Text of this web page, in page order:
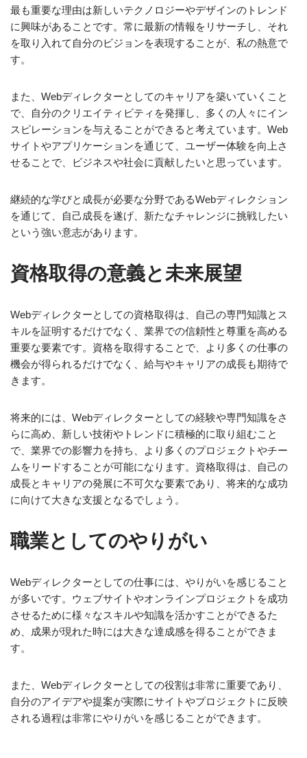
最も重要な理由は新しいテクノロジーやデザインのトレンド
に興味があることです。常に最新の情報をリサーチし、それ
を取り入れて自分のビジョンを表現することが、私の熱意で
す。
また、Webディレクターとしてのキャリアを築いていくこと
で、自分のクリエイティビティを発揮し、多くの人々にイン
スピレーションを与えることができると考えています。Web
サイトやアプリケーションを通じて、ユーザー体験を向上さ
せることで、ビジネスや社会に貢献したいと思っています。
継続的な学びと成長が必要な分野であるWebディレクション
を通じて、自己成長を遂げ、新たなチャレンジに挑戦したい
という強い意志があります。
資格取得の意義と未来展望
Webディレクターとしての資格取得は、自己の専門知識とス
キルを証明するだけでなく、業界での信頼性と尊重を高める
重要な要素です。資格を取得することで、より多くの仕事の
機会が得られるだけでなく、給与やキャリアの成長も期待で
きます。
将来的には、Webディレクターとしての経験や専門知識をさ
らに高め、新しい技術やトレンドに積極的に取り組むこと
で、業界での影響力を持ち、より多くのプロジェクトやチー
ムをリードすることが可能になります。資格取得は、自己の
成長とキャリアの発展に不可欠な要素であり、将来的な成功
に向けて大きな支援となるでしょう。
職業としてのやりがい
Webディレクターとしての仕事には、やりがいを感じること
が多いです。ウェブサイトやオンラインプロジェクトを成功
させるために様々なスキルや知識を活かすことができるた
め、成果が現れた時には大きな達成感を得ることができま
す。
また、Webディレクターとしての役割は非常に重要であり、
自分のアイデアや提案が実際にサイトやプロジェクトに反映
される過程は非常にやりがいを感じることができます。